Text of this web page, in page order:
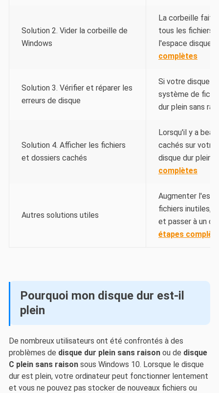
Solution 2. Vider la corbeille de
Windows
La corbeille fait
tous les fichiers
l'espace disque
complètes
Solution 3. Vérifier et réparer les
erreurs de disque
Si votre disque
système de
dur plein sans
Solution 4. Afficher les fichiers
et dossiers cachés
Lorsqu'il y a
cachés sur votre
disque dur plein
complètes
Autres solutions utiles
Augmenter
fichiers inutiles,
et passer à un
étapes
Pourquoi mon disque dur est-il
plein
De nombreux utilisateurs ont été confrontés à des
problèmes de disque dur plein sans raisonou de disque
C plein sans raison sous Windows 10. Lorsque le disque
dur est plein, votre ordinateur peut fonctionner lentement
et vous ne pouvez pas stocker de nouveaux fichiers ou